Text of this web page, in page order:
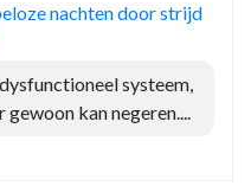
nachten door strijd
systeem,
kan negeren....